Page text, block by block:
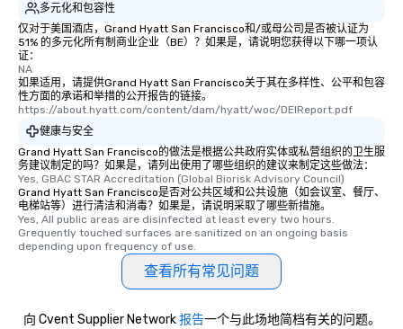
多元化和包容性
仅对于美国酒店，Grand Hyatt San Francisco和/或母公司是否被认证为
51% 的多元化所有制商业企业（BE）？如果是，请说明您获得以下哪一项认
证：
NA
如果适用，请提供Grand Hyatt San Francisco关于其在多样性、公平和包容
性方面的承诺和举措的公开报告的链接。
https://about.hyatt.com/content/dam/hyatt/woc/DEIReport.pdf
健康与安全
Grand Hyatt San Francisco的做法是根据公共政府实体或私营组织的卫生服
务建议制定的吗？如果是，请列出使用了哪些组织的建议来制定这些做法：
Yes, GBAC STAR Accreditation (Global Biorisk Advisory Council)
Grand Hyatt San Francisco是否对公共区域和公共设施（如会议室、餐厅、
电梯站等）进行清洁和消毒？如果是，请说明采取了哪些新措施。
Yes, All public areas are disinfected at least every two hours.
Grequently touched surfaces are sanitized on an ongoing basis
depending upon frequency of use.
查看所有常见问题
向 Cvent Supplier Network报告一个与此场地简档有关的问题。